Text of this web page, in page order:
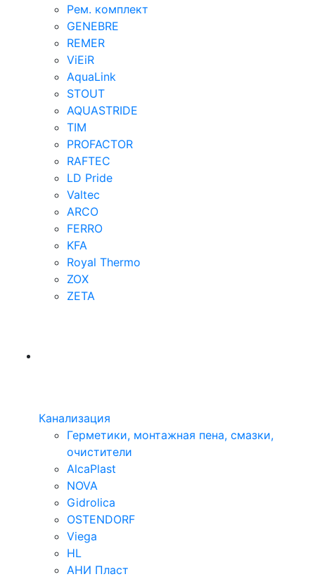
Рем. комплект
GENEBRE
REMER
ViEiR
AquaLink
STOUT
AQUASTRIDE
TIM
PROFACTOR
RAFTEC
LD Pride
Valtec
ARCO
FERRO
KFA
Royal Thermo
ZOX
ZETA
Канализация
Герметики, монтажная пена, смазки,
очистители
AlcaPlast
NOVA
Gidrolica
OSTENDORF
Viega
HL
АНИ Пласт